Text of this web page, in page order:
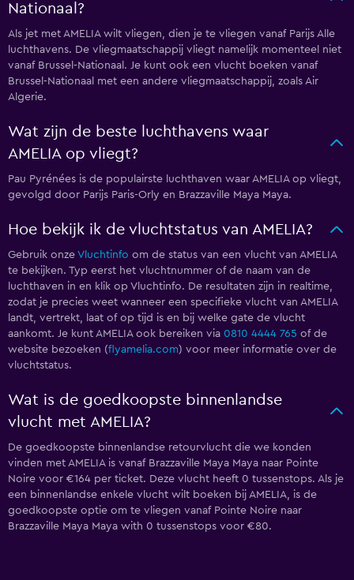
Nationaal?
Als jet met AMELIA wilt vliegen, dien je te vliegen vanaf Parijs Alle
luchthavens. De vliegmaatschappij vliegt namelijk momenteel niet
vanaf Brussel-Nationaal. Je kunt ook een vlucht boeken vanaf
Brussel-Nationaal met een andere vliegmaatschappij, zoals Air
Algerie.
Wat zijn de beste luchthavens waar
AMELIA op vliegt?
Pau Pyrénées is de populairste luchthaven waar AMELIA op vliegt,
gevolgd door Parijs Paris-Orly en Brazzaville Maya Maya.
Hoe bekijk ik de vluchtstatus van AMELIA?
Gebruik onze Vluchtinfo om de status van een vlucht van AMELIA
te bekijken. Typ eerst het vluchtnummer of de naam van de
luchthaven in en klik op Vluchtinfo. De resultaten zijn in realtime,
zodat je precies weet wanneer een specifieke vlucht van AMELIA
landt, vertrekt, laat of op tijd is en bij welke gate de vlucht
aankomt. Je kunt AMELIA ook bereiken via 0810 4444 765 of de
website bezoeken (flyamelia.com) voor meer informatie over de
vluchtstatus.
Wat is de goedkoopste binnenlandse
vlucht met AMELIA?
De goedkoopste binnenlandse retourvlucht die we konden
vinden met AMELIA is vanaf Brazzaville Maya Maya naar Pointe
Noire voor €164 per ticket. Deze vlucht heeft 0 tussenstops. Als je
een binnenlandse enkele vlucht wilt boeken bij AMELIA, is de
goedkoopste optie om te vliegen vanaf Pointe Noire naar
Brazzaville Maya Maya with 0 tussenstops voor €80.